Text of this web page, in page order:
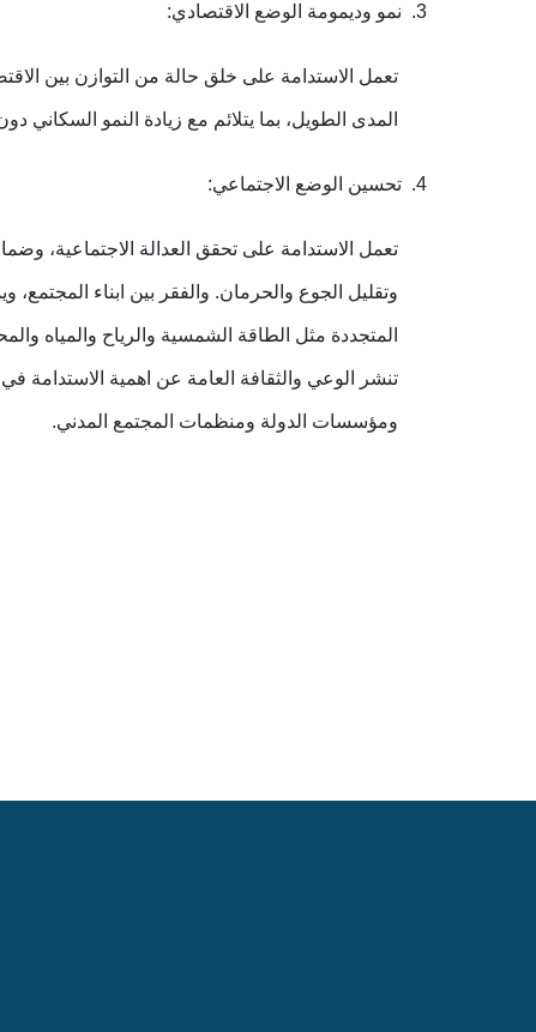
3. نمو وديمومة الوضع الاقتصادي:
تعمل الاستدامة على خلق حالة من التوازن بين
المدى الطويل، بما يتلائم مع زيادة النمو السكاني
4. تحسين الوضع الاجتماعي:
تعمل الاستدامة على تحقق العدالة الاجتماعية،
وتقليل الجوع والحرمان. والفقر بين ابناء
المتجددة مثل الطاقة الشمسية والرياح والمياه
تنشر الوعي والثقافة العامة عن اهمية الاستدامة
ومؤسسات الدولة ومنظمات المجتمع المدني.